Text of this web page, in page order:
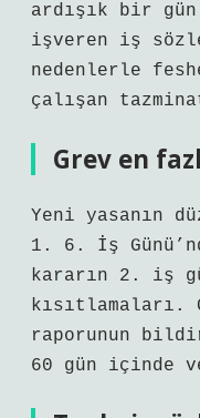
ardışık bir gün
işveren iş
nedenlerle
çalışan
Grev en
Yeni yasanın
1. 6. İş
kararın 2. iş
kısıtlamaları.
raporunun
60 gün içinde